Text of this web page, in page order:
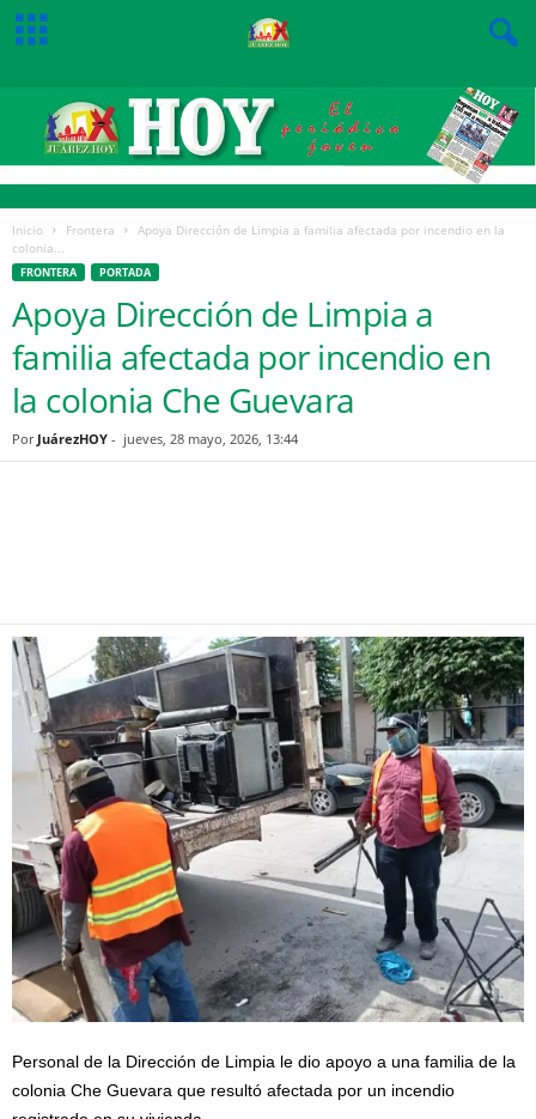
Inicio Frontera
Apoya Dirección de Limpia a familia afectada por incendio en la
colonia...
FRONTERA PORTADA
Apoya Dirección de Limpia a
familia afectada por incendio en
la colonia Che Guevara
Por JuárezHOY - jueves, 28 mayo, 2026, 13:44
Personal de la Dirección de Limpia le dio apoyo a una familia de la
colonia Che Guevara que resultó afectada por un incendio